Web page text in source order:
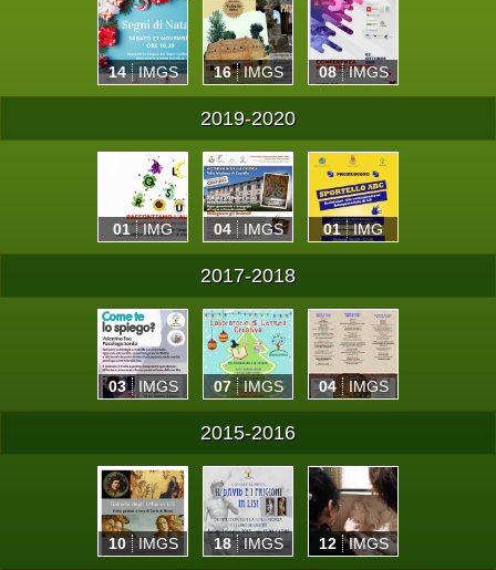
14 IMGS 16 IMGS 08 IMGS
2019-2020
01 IMG 04 IMGS 01 IMG
2017-2018
03 IMGS 07 IMGS 04 IMGS
2015-2016
10 IMGS 18 IMGS 12 IMGS